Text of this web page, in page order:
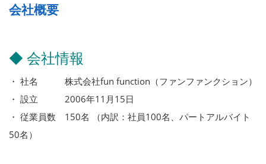
会社概要
◆ 会社情報
・ 社名 株式会社fun function（ファンファンクション）
・ 設立 2006年11月15日
・ 従業員数 150名 （内訳：社員100名、パートアルバイト
50名）